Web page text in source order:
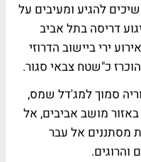
להגיע ומעיבים על
דריסה בתל אביב
ירי ביישוב הדרוזי
כ"שטח צבאי סגור.
סמוך למג'דל שמס,
באזור מושב אביבים, אל
מסתננים אל עבר
והרוגים.